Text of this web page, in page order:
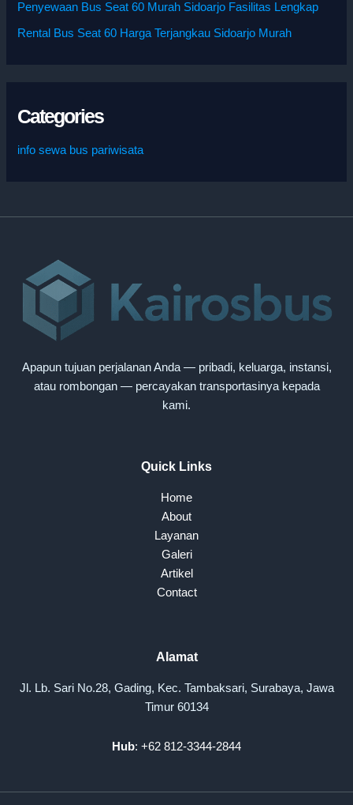
Penyewaan Bus Seat 60 Murah Sidoarjo Fasilitas Lengkap
Rental Bus Seat 60 Harga Terjangkau Sidoarjo Murah
Categories
info sewa bus pariwisata
Apapun tujuan perjalanan Anda — pribadi, keluarga, instansi,
atau rombongan — percayakan transportasinya kepada
kami.
Quick Links
Home
About
Layanan
Galeri
Artikel
Contact
Alamat
Jl. Lb. Sari No.28, Gading, Kec. Tambaksari, Surabaya, Jawa
Timur 60134
Hub: +62 812-3344-2844